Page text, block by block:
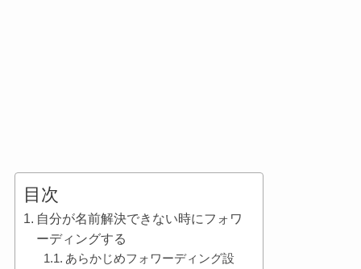
目次
自分が名前解決できない時にフォワ
ーディングする
あらかじめフォワーディング設